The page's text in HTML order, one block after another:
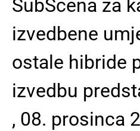
SubScena za
izvedbene
ostale hibride
izvedbu
, 08. prosinca